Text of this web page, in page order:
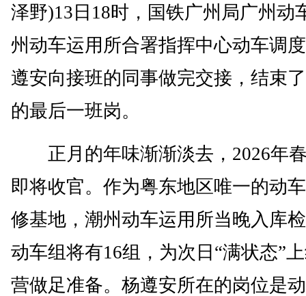
泽野)13日18时，国铁广州局广州动
州动车运用所合署指挥中心动车调
遵安向接班的同事做完交接，结束
的最后一班岗。
正月的年味渐渐淡去，2026年
即将收官。作为粤东地区唯一的动
修基地，潮州动车运用所当晚入库
动车组将有16组，为次日“满状态”
营做足准备。杨遵安所在的岗位是